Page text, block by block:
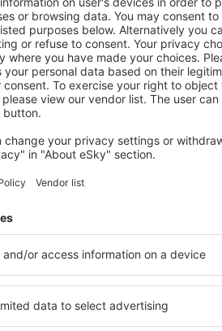
YAMBOL
парк и център
Mehr Angebote